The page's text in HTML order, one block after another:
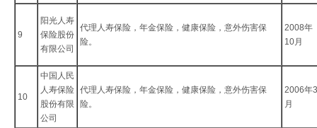
9
阳光人寿
保险股份
有限公司
代理人寿保险，年金保险，健康保险，意外伤害保
险。
2008年
10月
10
中国人民
人寿保险
股份有限
公司
代理人寿保险，年金保险，健康保险，意外伤害保
险。
2006年
月